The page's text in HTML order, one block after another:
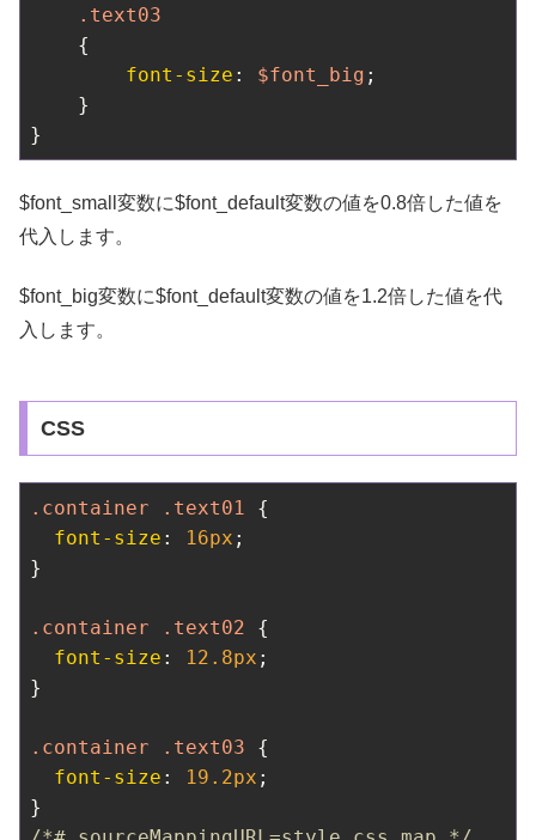
.text03
    {
font-size : $font_big ;
    }
}
$font_small変数に$font_default変数の値を0.8倍した値を
代入します。
$font_big変数に$font_default変数の値を1.2倍した値を代
入します。
CSS
.container .text01 {
font-size : 16px ;
}
.container .text02 {
font-size : 12.8px ;
}
.container .text03 {
font-size : 19.2px ;